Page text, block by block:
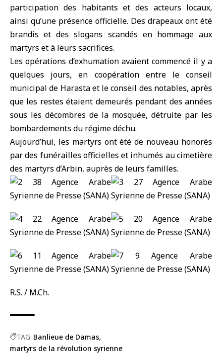
participation des habitants et des acteurs locaux,
ainsi qu’une présence officielle. Des drapeaux ont été
brandis et des slogans scandés en hommage aux
martyrs et à leurs sacrifices.
Les opérations d’exhumation avaient commencé il y a
quelques jours, en coopération entre le conseil
municipal de Harasta et le conseil des notables, après
que les restes étaient demeurés pendant des années
sous les décombres de la mosquée, détruite par les
bombardements du régime déchu.
Aujourd’hui, les martyrs ont été de nouveau honorés
par des funérailles officielles et inhumés au cimetière
des martyrs d’Arbin, auprès de leurs familles.
R.S. / M.Ch.
TAG: Banlieue de Damas
martyrs de la révolution syrienne